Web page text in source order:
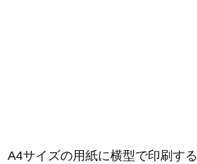
A4サイズの用紙に横型で印刷す